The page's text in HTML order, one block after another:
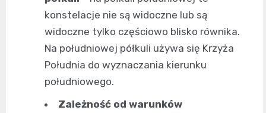
konstelacje nie są widoczne lub są
widoczne tylko częściowo blisko równika.
Na południowej półkuli używa się Krzyża
Południa do wyznaczania kierunku
południowego.
Zależność od warunków